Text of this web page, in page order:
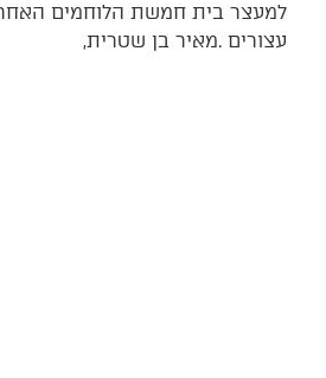
‬עצורים‭. ‬מאיר‭ ‬בן‭ ‬שטרית‭,